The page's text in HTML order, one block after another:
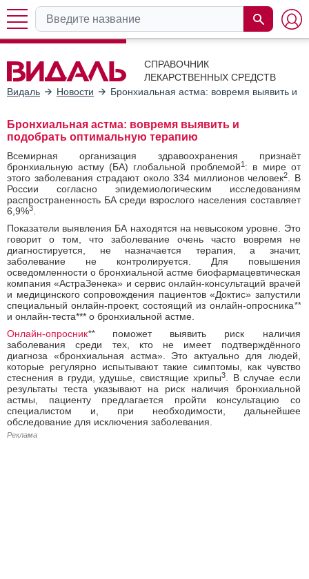
СПРАВОЧНИК
ЛЕКАРСТВЕННЫХ СРЕДСТВ
Видаль
Новости Бронхиальная астма: вовремя выявить и
Бронхиальная астма: вовремя выявить и
подобрать оптимальную терапию
Всемирная организация здравоохранения признаёт
бронхиальную астму (БА) глобальной проблемой1 : в мире от
этого заболевания страдают около 334 миллионов человек2
. В
России согласно эпидемиологическим исследованиям
распространенность БА среди взрослого населения составляет
6,9%3
Показатели выявления БА находятся на невысоком уровне. Это
говорит о том, что заболевание очень часто вовремя не
диагностируется, не назначается терапия, а значит,
заболевание не контролируется. Для повышения
осведомленности о бронхиальной астме биофармацевтическая
компания «АстраЗенека» и сервис онлайн-консультаций врачей
и медицинского сопровождения пациентов «Доктис» запустили
специальный онлайн-проект, состоящий из онлайн-опросника**
и онлайн-теста*** о бронхиальной астме.
Онлайн-опросник**поможет выявить риск наличия
заболевания среди тех, кто не имеет подтверждённого
диагноза «бронхиальная астма». Это актуально для людей,
которые регулярно испытывают такие симптомы, как чувство
стеснения в груди, удушье, свистящие хрипы3
. В случае если
результаты теста указывают на риск наличия бронхиальной
астмы, пациенту предлагается пройти консультацию со
специалистом и, при необходимости, дальнейшее
обследование для исключения заболевания.
Реклама